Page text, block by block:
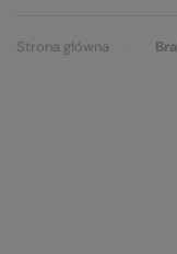
Strona główna